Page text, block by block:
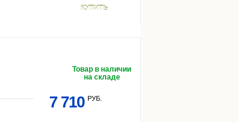
КУПИТЬ
Товар в наличии
на складе
7 710 РУБ.